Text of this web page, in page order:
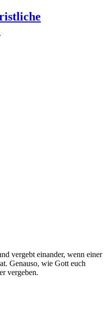
vergebt einander, wenn einer
Genauso, wie Gott euch
vergeben.